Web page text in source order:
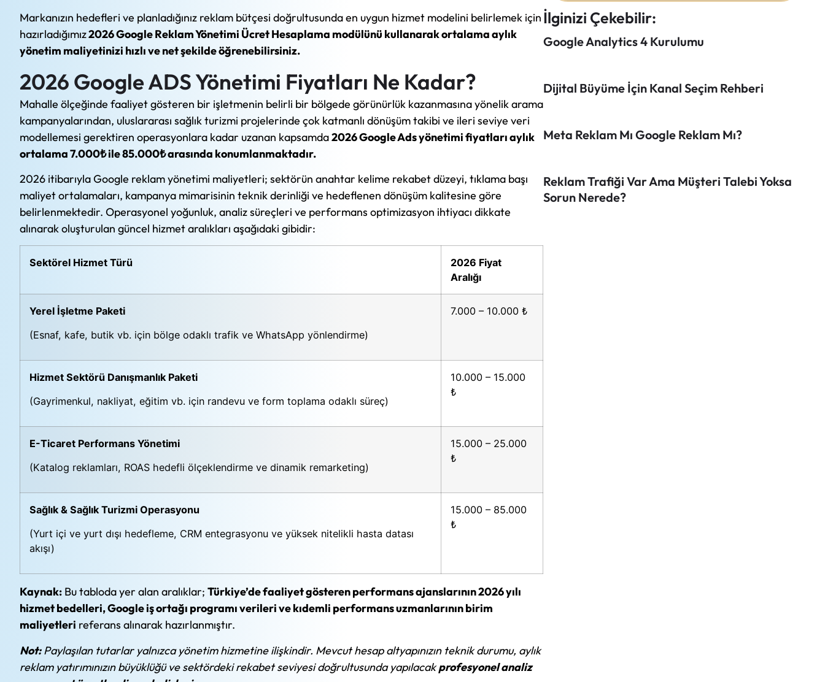
Markanızın hedefleri ve planladığınız reklam bütçesi doğrultusunda en uygun hizmet modelini belirlemek için
hazırladığımız2026 Google Reklam Yönetimi Ücret Hesaplama modülünü kullanarak ortalama aylık
yönetim maliyetinizi hızlı ve net şekilde öğrenebilirsiniz.
2026 Google ADS Yönetimi Fiyatları Ne Kadar?
Mahalle ölçeğinde faaliyet gösteren bir işletmenin belirli bir bölgede görünürlük kazanmasına yönelik arama
kampanyalarından, uluslararası sağlık turizmi projelerinde çok katmanlı dönüşüm takibi ve ileri seviye veri
modellemesi gerektiren operasyonlara kadar uzanan kapsamda2026 Google Ads yönetimi fiyatları aylık
ortalama 7.000₺ ile 85.000₺ arasında konumlanmaktadır.
2026 itibarıyla Google reklam yönetimi maliyetleri; sektörün anahtar kelime rekabet düzeyi, tıklama başı
maliyet ortalamaları, kampanya mimarisinin teknik derinliği ve hedeflenen dönüşüm kalitesine göre
belirlenmektedir. Operasyonel yoğunluk, analiz süreçleri ve performans optimizasyon ihtiyacı dikkate
alınarak oluşturulan güncel hizmet aralıkları aşağıdaki gibidir:
Sektörel Hizmet Türü
2026 Fiyat
Aralığı
Yerel İşletme Paketi
(Esnaf, kafe, butik vb. için bölge odaklı trafik ve WhatsApp yönlendirme)
7.000 – 10.000 ₺
Hizmet Sektörü Danışmanlık Paketi
(Gayrimenkul, nakliyat, eğitim vb. için randevu ve form toplama odaklı süreç)
10.000 – 15.000
₺
E-Ticaret Performans Yönetimi
(Katalog reklamları, ROAS hedefli ölçeklendirme ve dinamik remarketing)
15.000 – 25.000
₺
Sağlık & Sağlık Turizmi Operasyonu
(Yurt içi ve yurt dışı hedefleme, CRM entegrasyonu ve yüksek nitelikli hasta datası
akışı)
15.000 – 85.000
₺
Kaynak: Bu tabloda yer alan aralıklar; Türkiye’de faaliyet gösteren performans ajanslarının 2026 yılı
hizmet bedelleri, Google iş ortağı programı verileri ve kıdemli performans uzmanlarının birim
maliyetleri referans alınarak hazırlanmıştır.
Not:Paylaşılan tutarlar yalnızca yönetim hizmetine ilişkindir. Mevcut hesap altyapınızın teknik durumu, aylık
reklam yatırımınızın büyüklüğü ve sektördeki rekabet seviyesi doğrultusunda yapılacakprofesyonel analiz
İlginizi Çekebilir:
Google Analytics 4 Kurulumu
Dijital Büyüme İçin Kanal Seçim Rehberi
Meta Reklam Mı Google Reklam Mı?
Reklam Trafiği Var Ama Müşteri Talebi Yoksa
Sorun Nerede?